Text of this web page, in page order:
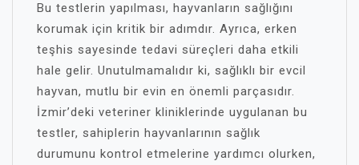
Bu testlerin yapılması, hayvanların sağlığını
korumak için kritik bir adımdır. Ayrıca, erken
teşhis sayesinde tedavi süreçleri daha etkili
hale gelir. Unutulmamalıdır ki, sağlıklı bir evcil
hayvan, mutlu bir evin en önemli parçasıdır.
İzmir’deki veteriner kliniklerinde uygulanan bu
testler, sahiplerin hayvanlarının sağlık
durumunu kontrol etmelerine yardımcı olurken,